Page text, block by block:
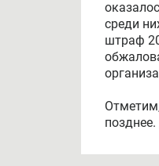
среди
штраф